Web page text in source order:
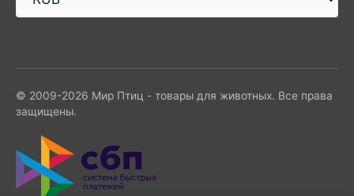
© 2009-2026 Мир Птиц - товары для животных. Все права
защищены.